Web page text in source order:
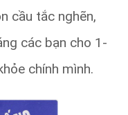
cầu tắc nghẽn,
các bạn cho 1-
chính mình.